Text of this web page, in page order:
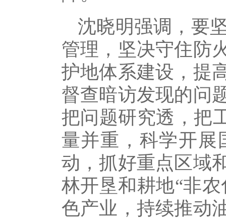
沈晓明强调，要
管理，坚决守住防
护地体系建设，提
督查暗访发现的问
把问题研究透，把
量并重，科学开展
动，抓好重点区域
林开垦和耕地“非
色产业，持续推动